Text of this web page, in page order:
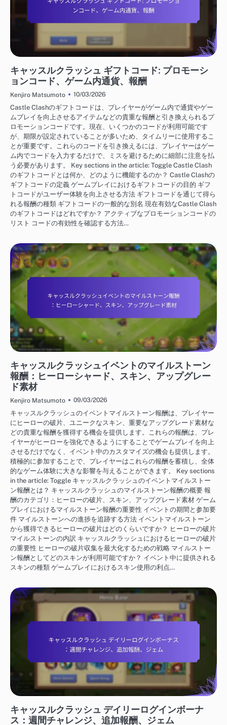
キャッスルクラッシュ ギフトコード: プロモーシ
ョンコード、ゲーム内通貨、報酬
Kenjiro Matsumoto
10/03/2026
Castle Clashのギフトコードは、プレイヤーがゲーム内で通貨やゲー
ムプレイを向上させるアイテムなどの貴重な報酬と引き換えられるプ
ロモーションコードです。現在、いくつかのコードが利用可能です
が、期限が設定されていることが多いため、タイムリーに使用するこ
とが重要です。これらのコードを引き換えるには、プレイヤーはゲー
ム内でコードを入力するだけで、ミスを避けるために細部に注意を払
う必要があります。 Key sections in the article: Toggle Castle Clash
のギフトコードとは何か、どのように機能するのか？ Castle Clashの
ギフトコードの定義 ゲームプレイにおけるギフトコードの目的 ギフ
トコードがユーザー体験を向上させる方法 ギフトコードを通じて得ら
れる報酬の種類 ギフトコードの一般的な別名 現在有効なCastle Clash
のギフトコードはどれですか？ アクティブなプロモーションコードの
リスト コードの有効性を確認する方法…
キャッスルクラッシュイベントのマイルストーン
報酬：ヒーローシャード、スキン、アップグレー
ド素材
Kenjiro Matsumoto
09/03/2026
キャッスルクラッシュのイベントマイルストーン報酬は、プレイヤー
にヒーローの破片、ユニークなスキン、重要なアップグレード素材な
どの貴重な報酬を獲得する機会を提供します。これらの報酬は、プレ
イヤーがヒーローを強化できるようにすることでゲームプレイを向上
させるだけでなく、イベント中のカスタマイズの機会も提供します。
積極的に参加することで、プレイヤーはこれらの報酬を蓄積し、全体
的なゲーム体験に大きな影響を与えることができます。 Key sections
in the article: Toggle キャッスルクラッシュのイベントマイルストー
ン報酬とは？ キャッスルクラッシュのマイルストーン報酬の概要 報
酬のカテゴリ：ヒーローの破片、スキン、アップグレード素材 ゲーム
プレイにおけるマイルストーン報酬の重要性 イベントの期間と参加要
件 マイルストーンへの進捗を追跡する方法 イベントマイルストーン
から獲得できるヒーローの破片はどのくらいですか？ ヒーローの破片
マイルストーンの内訳 キャッスルクラッシュにおけるヒーローの破片
の重要性 ヒーローの破片収集を最大化するための戦略 マイルストー
ン報酬としてどのスキンが利用可能ですか？ イベント中に提供される
スキンの種類 ゲームプレイにおけるスキン使用の利点…
キャッスルクラッシュ デイリーログインボーナ
ス：週間チャレンジ、追加報酬、ジェム